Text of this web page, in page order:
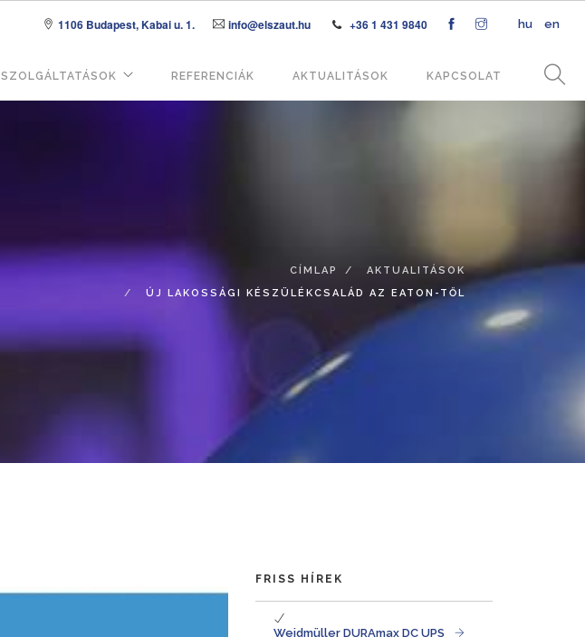
hu en
1106 Budapest, Kabai u. 1. info@elszaut.hu +36 1 431 9840
SZOLGÁLTATÁSOK REFERENCIÁK AKTUALITÁSOK KAPCSOLAT
CÍMLAP
AKTUALITÁSOK
ÚJ LAKOSSÁGI KÉSZÜLÉKCSALÁD AZ EATON-TŐL
FRISS HÍREK
Weidmüller DURAmax DC UPS